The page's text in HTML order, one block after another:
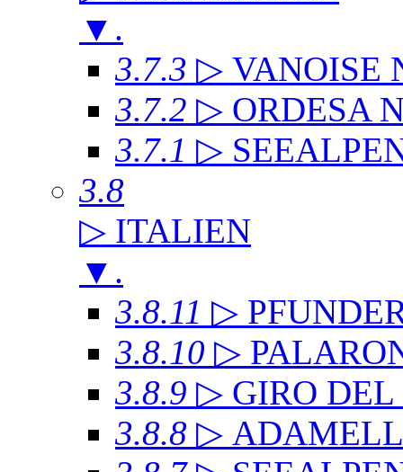
▼ .
3.7.3 ▷ VANOISE
3.7.2 ▷ ORDESA
3.7.1 ▷
3.8
▷ ITALIEN
▼ .
3.8.11 ▷
3.8.10 ▷
3.8.9 ▷ GIRO
3.8.8 ▷